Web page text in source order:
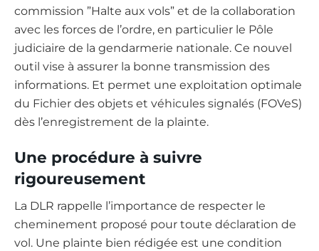
commission ”Halte aux vols” et de la collaboration
avec les forces de l’ordre, en particulier le Pôle
judiciaire de la gendarmerie nationale. Ce nouvel
outil vise à assurer la bonne transmission des
informations. Et permet une exploitation optimale
du Fichier des objets et véhicules signalés (FOVeS)
dès l’enregistrement de la plainte.
Une procédure à suivre
rigoureusement
La DLR rappelle l’importance de respecter le
cheminement proposé pour toute déclaration de
vol. Une plainte bien rédigée est une condition